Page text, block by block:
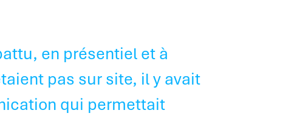
en présentiel et à
pas sur site, il y avait
qui permettait